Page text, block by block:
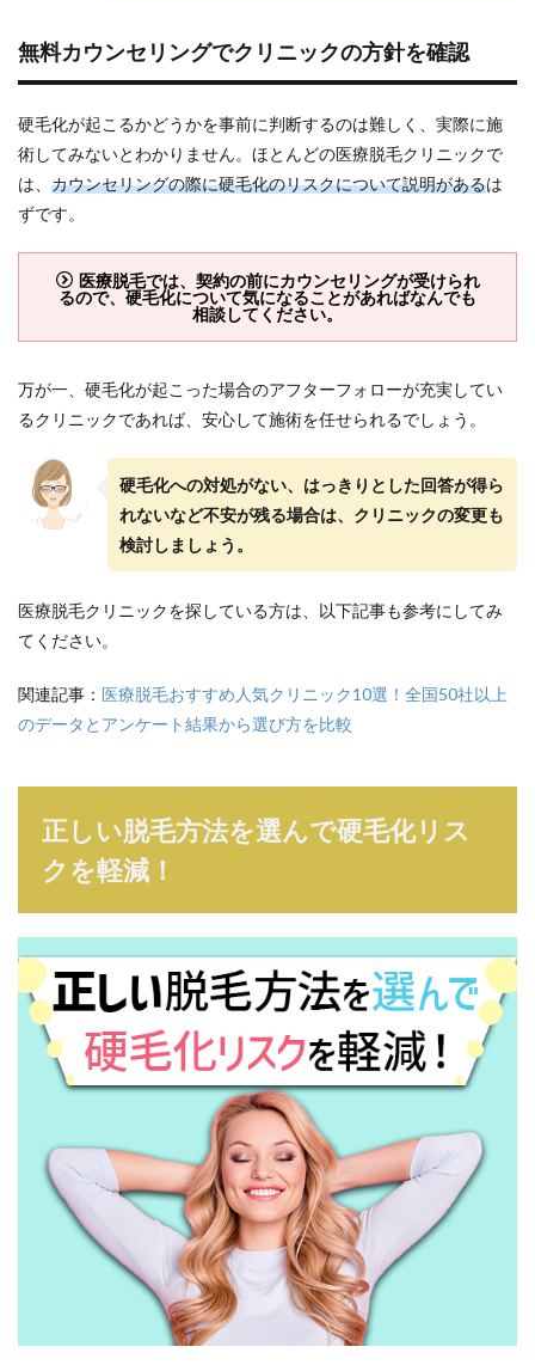
無料カウンセリングでクリニックの方針を確認
硬毛化が起こるかどうかを事前に判断するのは難しく、実際に施
術してみないとわかりません。ほとんどの医療脱毛クリニックで
は、 カウンセリングの際に硬毛化のリスクについて説明があるは
ずです。
医療脱毛では、契約の前にカウンセリングが受けられ
るので、硬毛化について気になることがあればなんでも
相談してください。
万が一、硬毛化が起こった場合のアフターフォローが充実してい
るクリニックであれば、安心して施術を任せられるでしょう。
硬毛化への対処がない、はっきりとした回答が得ら
れないなど不安が残る場合は、クリニックの変更も
検討しましょう。
医療脱毛クリニックを探している方は、以下記事も参考にしてみ
てください。
関連記事： 医療脱毛おすすめ人気クリニック10選！全国50社以上
のデータとアンケート結果から選び方を比較
正しい脱毛方法を選んで硬毛化リス
クを軽減！